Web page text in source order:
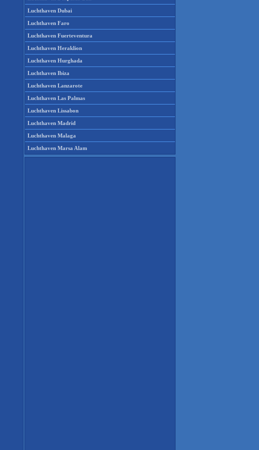
Luchthaven Dubai
Luchthaven Faro
Luchthaven Fuerteventura
Luchthaven Heraklion
Luchthaven Hurghada
Luchthaven Ibiza
Luchthaven Lanzarote
Luchthaven Las Palmas
Luchthaven Lissabon
Luchthaven Madrid
Luchthaven Malaga
Luchthaven Marsa Alam